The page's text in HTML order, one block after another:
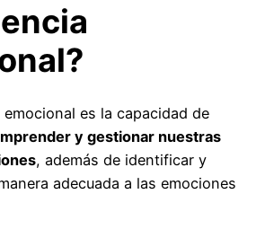
es la capacidad de
y gestionar nuestras
, además de identificar y
adecuada a las emociones